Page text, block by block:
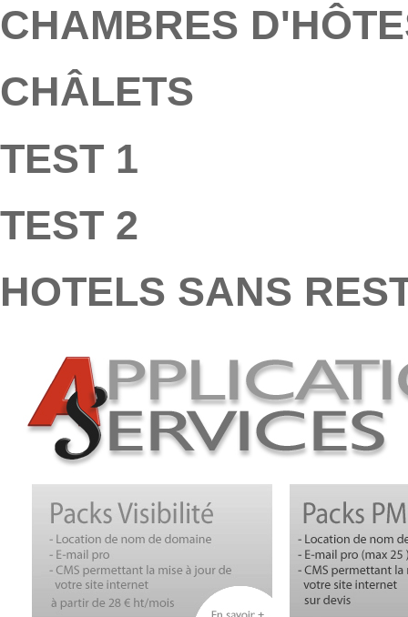
CHAMBRES
CHÂLETS
TEST 1
TEST 2
HOTELS SANS